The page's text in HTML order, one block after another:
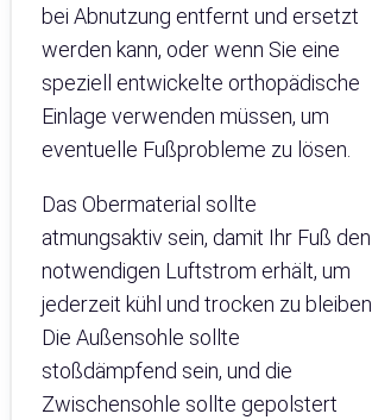
bei Abnutzung entfernt und ersetzt
werden kann, oder wenn Sie eine
speziell entwickelte orthopädische
Einlage verwenden müssen, um
eventuelle Fußprobleme zu lösen.
Das Obermaterial sollte
atmungsaktiv sein, damit Ihr Fuß den
notwendigen Luftstrom erhält, um
jederzeit kühl und trocken zu bleiben.
Die Außensohle sollte
stoßdämpfend sein, und die
Zwischensohle sollte gepolstert